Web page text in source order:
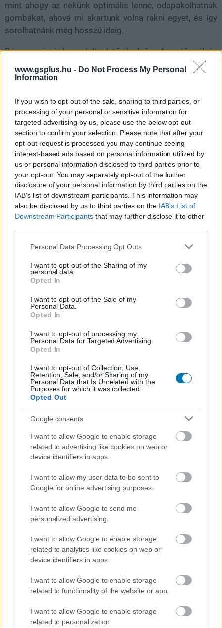
www.gsplus.hu - Do Not Process My Personal
Information
If you wish to opt-out of the sale, sharing to third parties, or
processing of your personal or sensitive information for
targeted advertising by us, please use the below opt-out
section to confirm your selection. Please note that after your
opt-out request is processed you may continue seeing
interest-based ads based on personal information utilized by
us or personal information disclosed to third parties prior to
your opt-out. You may separately opt-out of the further
disclosure of your personal information by third parties on the
IAB’s list of downstream participants. This information may
also be disclosed by us to third parties on the IAB’s List of
Downstream Participants that may further disclose it to other
Please note that this website/app uses one or more Google
not limited to your visit or usage behaviour. You may click to
grant or deny consent to Google and its third-party tags to
use your data for below specified purposes in below Google
consent section.
Personal Data Processing Opt Outs
I want to opt-out of the Sharing of my
personal data.
Opted In
I want to opt-out of the Sale of my
Personal Data.
Opted In
I want to opt-out of processing my
Personal Data for Targeted Advertising.
Opted In
I want to opt-out of Collection, Use,
Retention, Sale, and/or Sharing of my
Personal Data that Is Unrelated with the
Purposes for which it was collected.
Opted Out
Google consents
I want to allow Google to enable storage
related to advertising like cookies on web or
device identifiers in apps.
I want to allow my user data to be sent to
Google for online advertising purposes.
I want to allow Google to send me
personalized advertising.
I want to allow Google to enable storage
related to analytics like cookies on web or
device identifiers in apps.
I want to allow Google to enable storage
related to functionality of the website or app.
I want to allow Google to enable storage
related to personalization.
mint ahogy az nekünk optimális lenne, odapakolhatnak
gombákat, ahová mi akartunk volna rakni egyet, és így
sorolhatnánk még hosszú ideig.
Bármennyire is bonyolultnak tűnik elsőre, Az erdő mélyén
végtelenül egyszerű szabályokkal operál, mégis, a
temérdek lehetőség, a potenciálisan eredményes
komplex, folyamatos feszültséggel teli játékká. A
gyönyörű, természetközeli környezet és megvalósítás
viszont ezt a feszültséget is kellemesen oldja, és az
ember akkor is csak vigyorogni a tud a színpompás
gombák láttán, ha épp felmossák vele a játékostársak a
padlót.
kapcsán, hogy a gyökerek és fák papírból készültek,
ellenben az eredeti játék fa elemeivel. Nyilván az áron is
meglátszott volna, ha még több fa elem kerül a dobozba
(az alapanyagok és bizonyos jelzők így is fából vannak),
de az összképhez azért sokat hozzáadhatott volna ez a
döntés. Mindenesetre azért viszont be kell írnunk egy
ceruzás pirosat, hogy kis dobozkák is vannak
csomagolva az egyes játékelemek számára.
Az erdő mélyén
Eredeti cím: Undergrove
Tervező: Elizabeth Hargrave, Mark Wootton
Eredeti kiadó: Alderac Entertainment Group
Magyar kiadó: Reflexshop
Játékosszám: 1-4 fő
Korhatár: 10+
Időtartam: 60-90 perc